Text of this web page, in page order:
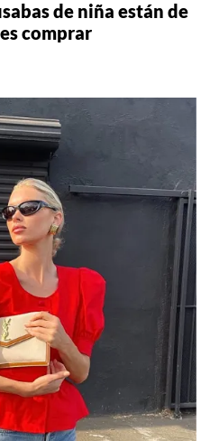
de niña están de
comprar